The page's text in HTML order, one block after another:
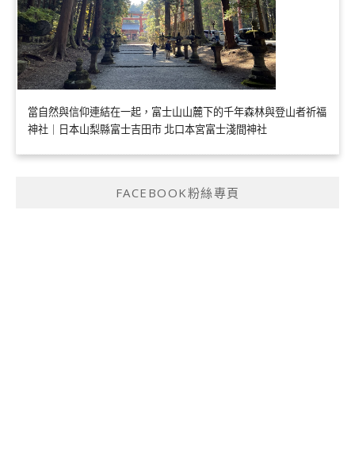
當自然與信仰連結在一起，富士山山麓下的千年森林與登山者祈福
神社｜日本山梨縣富士吉田市 北口本宮富士淺間神社
FACEBOOK粉絲專頁